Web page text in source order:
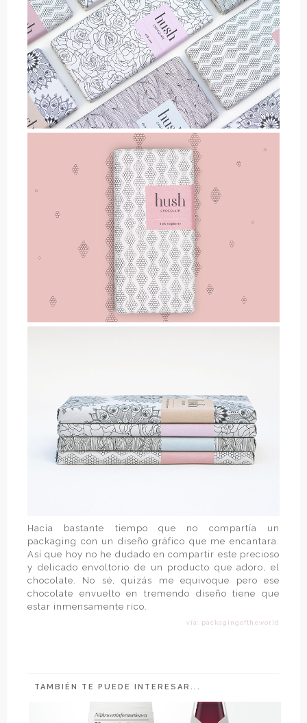
Hacía bastante tiempo que no compartía un
packaging con un diseño gráfico que me encantara.
Así que hoy no he dudado en compartir este precioso
y delicado envoltorio de un producto que adoro, el
chocolate. No sé, quizás me equivoque pero ese
chocolate envuelto en tremendo diseño tiene que
estar inmensamente rico.
vía: packagingoftheworld
TAMBIÉN TE PUEDE INTERESAR...